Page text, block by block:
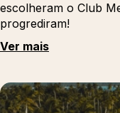
escolheram o Club
progrediram!
Ver mais